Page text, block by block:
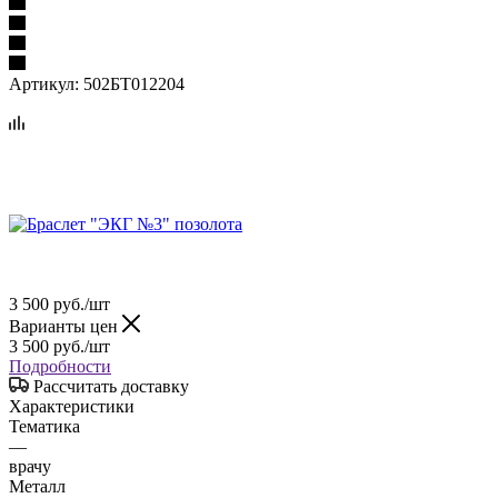
Артикул: 502БТ012204
3 500 руб./шт
Варианты цен
3 500 руб./шт
Подробности
Рассчитать доставку
Характеристики
Тематика
—
врачу
Металл